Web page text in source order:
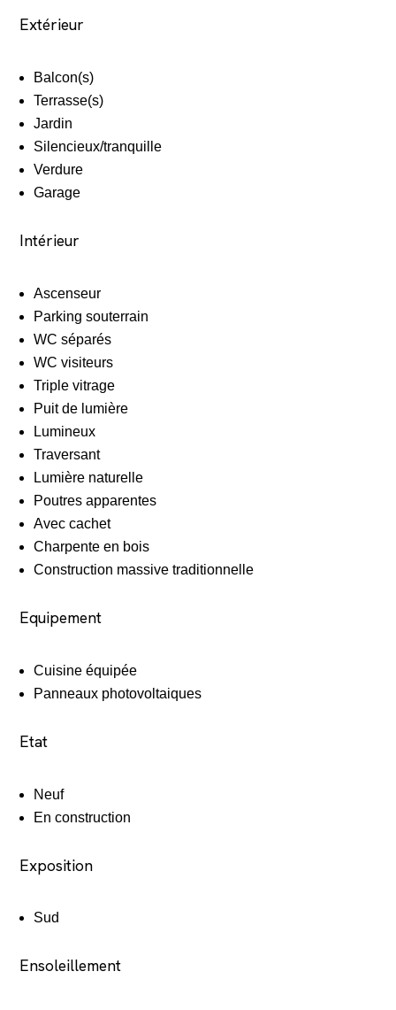
Extérieur
Balcon(s)
Terrasse(s)
Jardin
Silencieux/tranquille
Verdure
Garage
Intérieur
Ascenseur
Parking souterrain
WC séparés
WC visiteurs
Triple vitrage
Puit de lumière
Lumineux
Traversant
Lumière naturelle
Poutres apparentes
Avec cachet
Charpente en bois
Construction massive traditionnelle
Equipement
Cuisine équipée
Panneaux photovoltaiques
Etat
Neuf
En construction
Exposition
Sud
Ensoleillement